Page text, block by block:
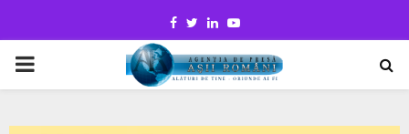
Facebook
TwitterLinkedinYoutube
PRIMARY